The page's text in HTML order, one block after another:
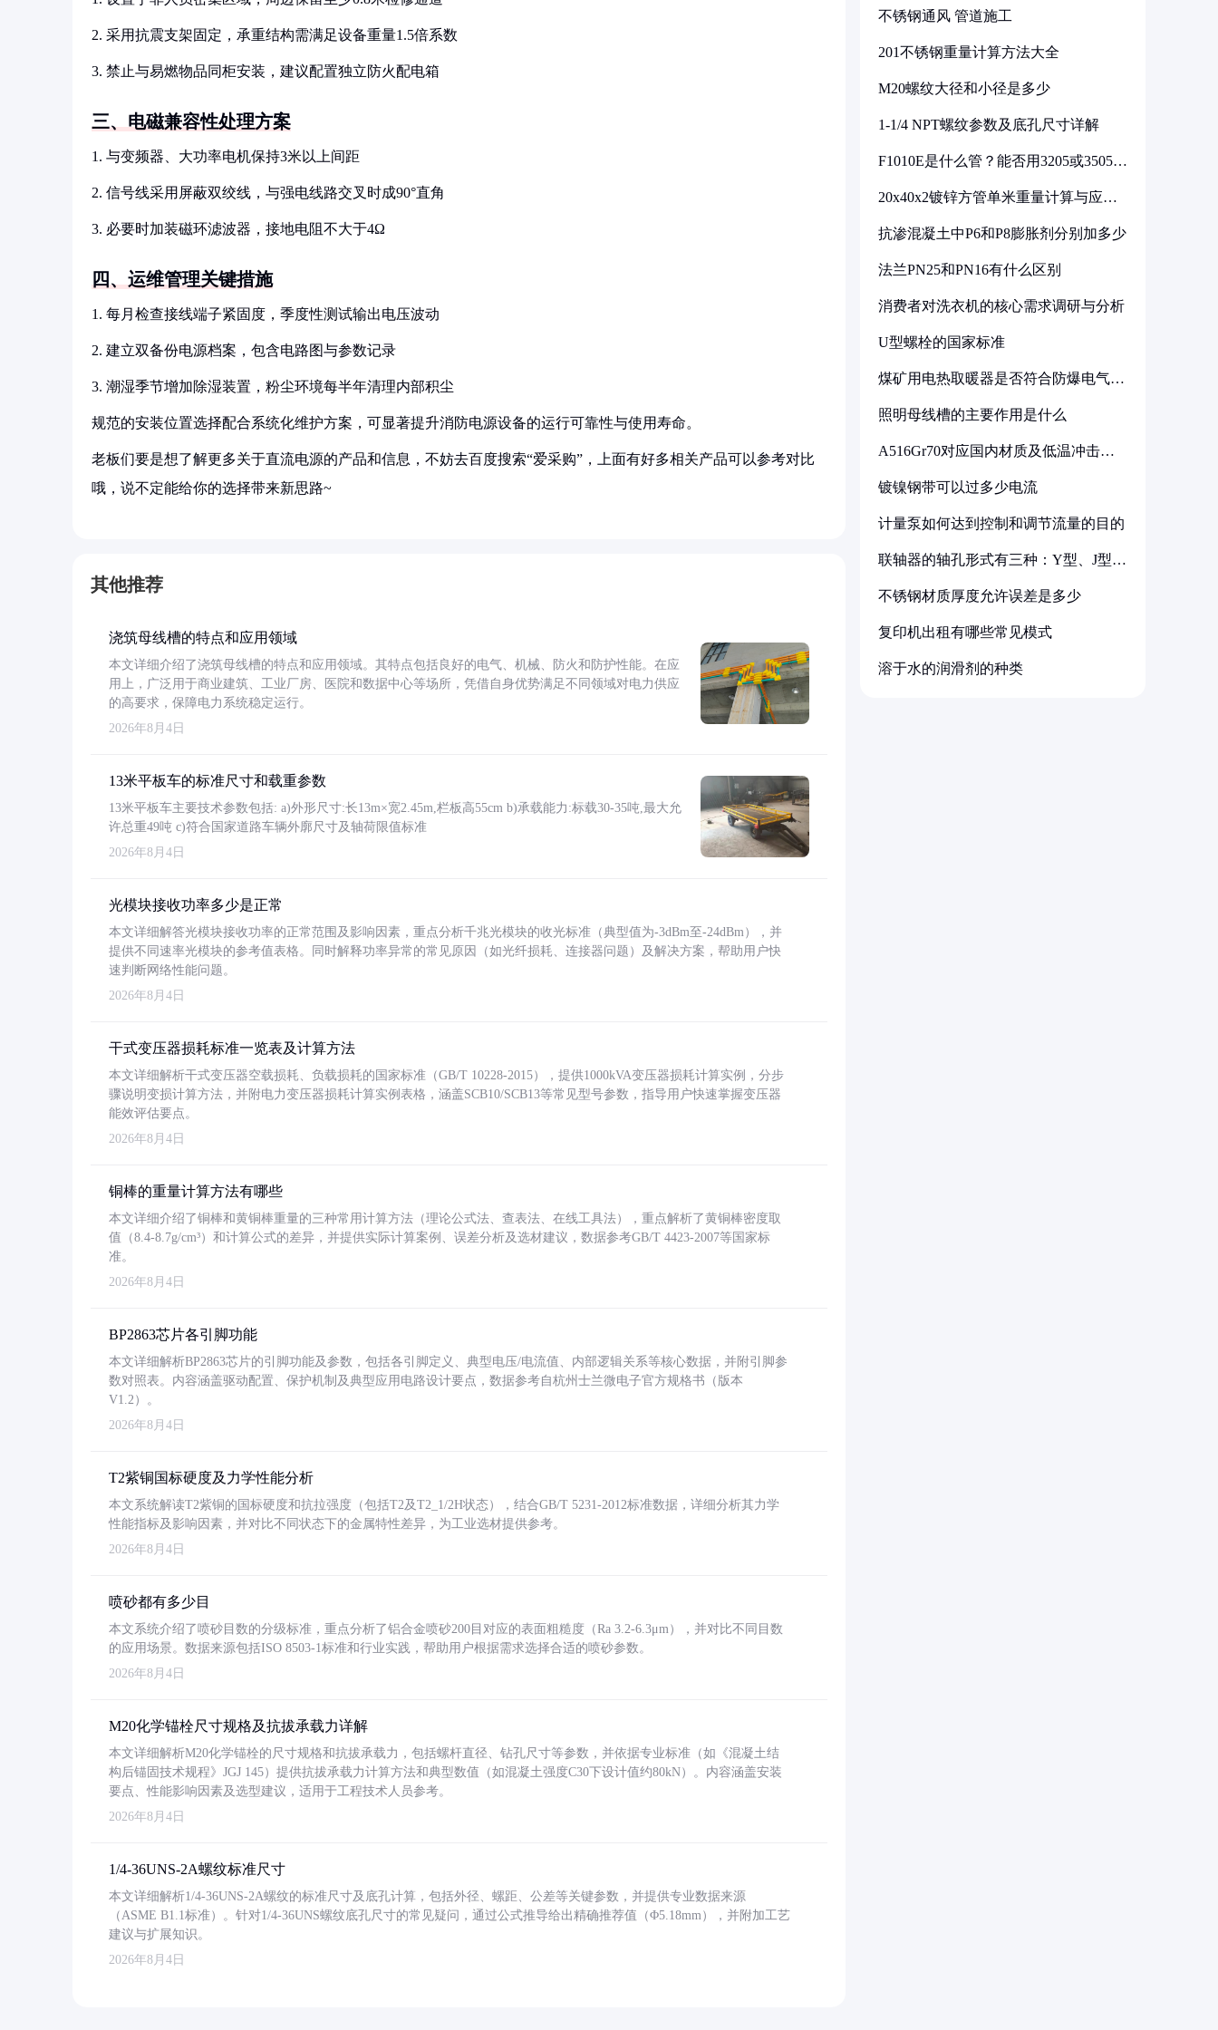
2. 采用抗震支架固定，承重结构需满足设备重量1.5倍系数
3. 禁止与易燃物品同柜安装，建议配置独立防火配电箱
三、电磁兼容性处理方案
1. 与变频器、大功率电机保持3米以上间距
2. 信号线采用屏蔽双绞线，与强电线路交叉时成90°直角
3. 必要时加装磁环滤波器，接地电阻不大于4Ω
四、运维管理关键措施
1. 每月检查接线端子紧固度，季度性测试输出电压波动
2. 建立双备份电源档案，包含电路图与参数记录
3. 潮湿季节增加除湿装置，粉尘环境每半年清理内部积尘
规范的安装位置选择配合系统化维护方案，可显著提升消防电源设备的运行可靠性与使用寿命。
老板们要是想了解更多关于直流电源的产品和信息，不妨去百度搜索“爱采购”，上面有好多相关产品可以参考对比
哦，说不定能给你的选择带来新思路~
其他推荐
浇筑母线槽的特点和应用领域
本文详细介绍了浇筑母线槽的特点和应用领域。其特点包括良好的电气、机械、防火和防护性能。在应
用上，广泛用于商业建筑、工业厂房、医院和数据中心等场所，凭借自身优势满足不同领域对电力供应
的高要求，保障电力系统稳定运行。
2026年8月4日
13米平板车的标准尺寸和载重参数
13米平板车主要技术参数包括: a)外形尺寸:长13m×宽2.45m,栏板高55cm b)承载能力:标载30-35吨,最大允
许总重49吨 c)符合国家道路车辆外廓尺寸及轴荷限值标准
2026年8月4日
光模块接收功率多少是正常
本文详细解答光模块接收功率的正常范围及影响因素，重点分析千兆光模块的收光标准（典型值为-3dBm至-24dBm），并
提供不同速率光模块的参考值表格。同时解释功率异常的常见原因（如光纤损耗、连接器问题）及解决方案，帮助用户快
速判断网络性能问题。
2026年8月4日
干式变压器损耗标准一览表及计算方法
本文详细解析干式变压器空载损耗、负载损耗的国家标准（GB/T 10228-2015），提供1000kVA变压器损耗计算实例，分步
骤说明变损计算方法，并附电力变压器损耗计算实例表格，涵盖SCB10/SCB13等常见型号参数，指导用户快速掌握变压器
能效评估要点。
2026年8月4日
铜棒的重量计算方法有哪些
本文详细介绍了铜棒和黄铜棒重量的三种常用计算方法（理论公式法、查表法、在线工具法），重点解析了黄铜棒密度取
值（8.4-8.7g/cm³）和计算公式的差异，并提供实际计算案例、误差分析及选材建议，数据参考GB/T 4423-2007等国家标
准。
2026年8月4日
BP2863芯片各引脚功能
本文详细解析BP2863芯片的引脚功能及参数，包括各引脚定义、典型电压/电流值、内部逻辑关系等核心数据，并附引脚参
数对照表。内容涵盖驱动配置、保护机制及典型应用电路设计要点，数据参考自杭州士兰微电子官方规格书（版本
V1.2）。
2026年8月4日
T2紫铜国标硬度及力学性能分析
本文系统解读T2紫铜的国标硬度和抗拉强度（包括T2及T2_1/2H状态），结合GB/T 5231-2012标准数据，详细分析其力学
性能指标及影响因素，并对比不同状态下的金属特性差异，为工业选材提供参考。
2026年8月4日
喷砂都有多少目
本文系统介绍了喷砂目数的分级标准，重点分析了铝合金喷砂200目对应的表面粗糙度（Ra 3.2-6.3μm），并对比不同目数
的应用场景。数据来源包括ISO 8503-1标准和行业实践，帮助用户根据需求选择合适的喷砂参数。
2026年8月4日
M20化学锚栓尺寸规格及抗拔承载力详解
本文详细解析M20化学锚栓的尺寸规格和抗拔承载力，包括螺杆直径、钻孔尺寸等参数，并依据专业标准（如《混凝土结
构后锚固技术规程》JGJ 145）提供抗拔承载力计算方法和典型数值（如混凝土强度C30下设计值约80kN）。内容涵盖安装
要点、性能影响因素及选型建议，适用于工程技术人员参考。
2026年8月4日
1/4-36UNS-2A螺纹标准尺寸
本文详细解析1/4-36UNS-2A螺纹的标准尺寸及底孔计算，包括外径、螺距、公差等关键参数，并提供专业数据来源
（ASME B1.1标准）。针对1/4-36UNS螺纹底孔尺寸的常见疑问，通过公式推导给出精确推荐值（Φ5.18mm），并附加工艺
建议与扩展知识。
2026年8月4日
不锈钢通风 管道施工
201不锈钢重量计算方法大全
M20螺纹大径和小径是多少
1-1/4 NPT螺纹参数及底孔尺寸详解
F1010E是什么管？能否用3205或3505代
20x40x2镀锌方管单米重量计算与应用
抗渗混凝土中P6和P8膨胀剂分别加多少
法兰PN25和PN16有什么区别
消费者对洗衣机的核心需求调研与分析
U型螺栓的国家标准
煤矿用电热取暖器是否符合防爆电气设
照明母线槽的主要作用是什么
A516Gr70对应国内材质及低温冲击要
镀镍钢带可以过多少电流
计量泵如何达到控制和调节流量的目的
联轴器的轴孔形式有三种：Y型、J型、
不锈钢材质厚度允许误差是多少
复印机出租有哪些常见模式
溶于水的润滑剂的种类